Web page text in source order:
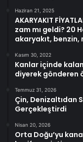
Haziran 21, 2025
AKARYAKIT
zam mı geldi? 20
akaryakıt, benzin,
Kasım 30, 2022
Kanlar içinde
diyerek gönderen
Temmuz 31, 2026
Çin, Denizaltıdan
Gerçekleştirdi
Nisan 20, 2026
Orta Doğu’yu